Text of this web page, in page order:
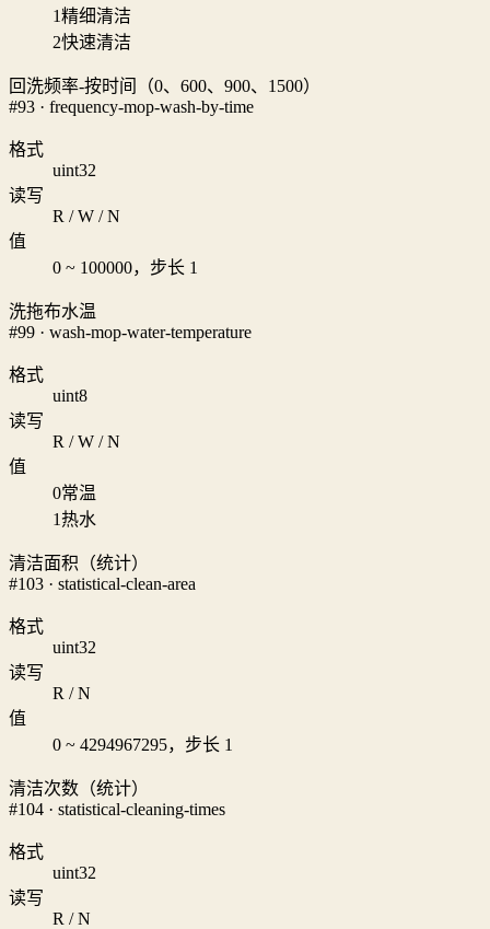
1精细清洁
2快速清洁
回洗频率-按时间（0、600、900、1500）
#93 · frequency-mop-wash-by-time
格式
uint32
读写
R / W / N
值
0 ~ 100000，步长 1
洗拖布水温
#99 · wash-mop-water-temperature
格式
uint8
读写
R / W / N
值
0常温
1热水
清洁面积（统计）
#103 · statistical-clean-area
格式
uint32
读写
R / N
值
0 ~ 4294967295，步长 1
清洁次数（统计）
#104 · statistical-cleaning-times
格式
uint32
读写
R / N